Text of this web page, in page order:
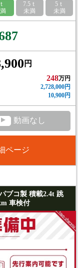
7.5ｔ
未満
5ｔ
未満
円
248万円
2,728,000円
10,900円
▲ 動画なし
ページ
ブコ製 積載2.4t 跳
車検付